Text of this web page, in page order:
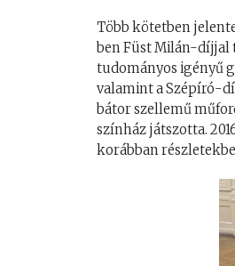
Több kötetben
ben Füst Milán-díjjal
tudományos igényű
valamint a Szépíró-
bátor szellemű
színház játszotta.
korábban